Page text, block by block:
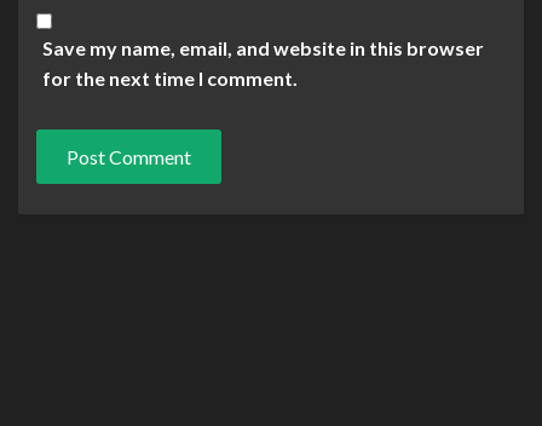
Save my name, email, and website in this browser
for the next time I comment.